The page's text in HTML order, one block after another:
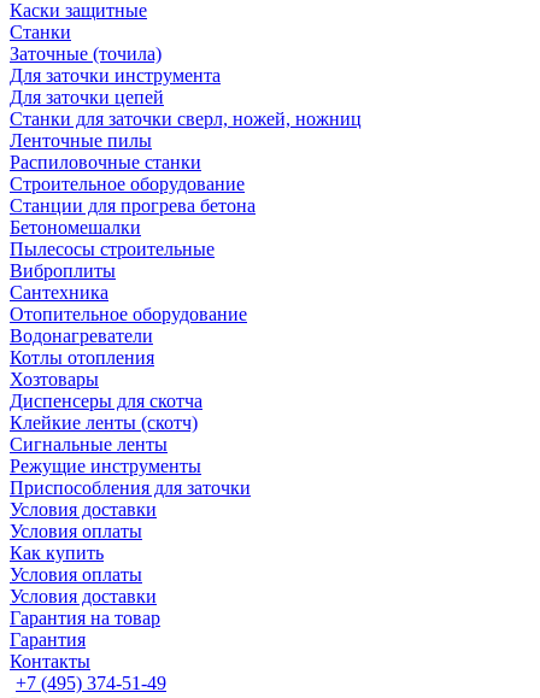
Каски защитные
Станки
Заточные (точила)
Для заточки инструмента
Для заточки цепей
Станки для заточки сверл, ножей, ножниц
Ленточные пилы
Распиловочные станки
Строительное оборудование
Станции для прогрева бетона
Бетономешалки
Пылесосы строительные
Виброплиты
Сантехника
Отопительное оборудование
Водонагреватели
Котлы отопления
Хозтовары
Диспенсеры для скотча
Клейкие ленты (скотч)
Сигнальные ленты
Режущие инструменты
Приспособления для заточки
Условия доставки
Условия оплаты
Как купить
Условия оплаты
Условия доставки
Гарантия на товар
Гарантия
Контакты
+7 (495) 374-51-49